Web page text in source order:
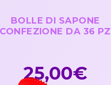
BOLLE DI SAPONE
CONFEZIONE DA 36 PZ
25,00€